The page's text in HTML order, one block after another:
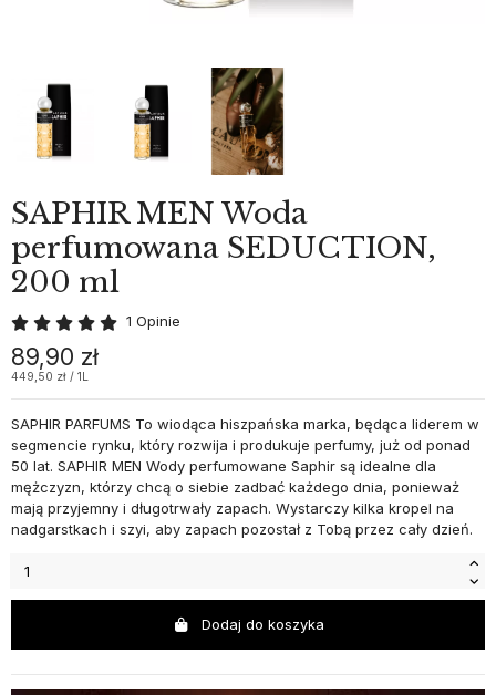
SAPHIR MEN Woda
perfumowana SEDUCTION,
200 ml
1 Opinie
89,90 zł
449,50 zł / 1L
SAPHIR PARFUMS To wiodąca hiszpańska marka, będąca liderem w
segmencie rynku, który rozwija i produkuje perfumy, już od ponad
50 lat. SAPHIR MEN Wody perfumowane Saphir są idealne dla
mężczyzn, którzy chcą o siebie zadbać każdego dnia, ponieważ
mają przyjemny i długotrwały zapach. Wystarczy kilka kropel na
nadgarstkach i szyi, aby zapach pozostał z Tobą przez cały dzień.
Dodaj do koszyka